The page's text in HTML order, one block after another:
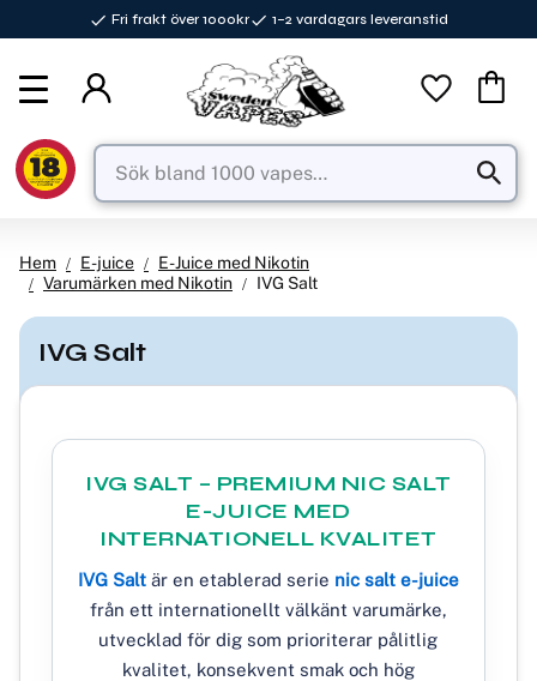
Fri frakt över 1000kr 1–2 vardagars leveranstid
Favoriter
Hem E-juice
E-Juice med Nikotin
Varumärken med Nikotin
IVG Salt
IVG Salt
IVG SALT – PREMIUM NIC SALT
E-JUICE MED
INTERNATIONELL KVALITET
IVG Saltär en etablerad serie nic salt e-juice
från ett internationellt välkänt varumärke,
utvecklad för dig som prioriterar pålitlig
kvalitet, konsekvent smak och hög